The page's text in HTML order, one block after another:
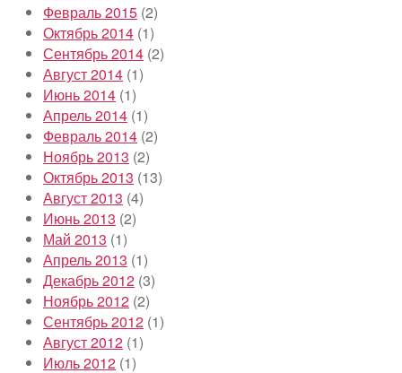
Февраль 2015 (2)
Октябрь 2014 (1)
Сентябрь 2014 (2)
Август 2014 (1)
Июнь 2014 (1)
Апрель 2014 (1)
Февраль 2014 (2)
Ноябрь 2013 (2)
Октябрь 2013 (13)
Август 2013 (4)
Июнь 2013 (2)
Май 2013 (1)
Апрель 2013 (1)
Декабрь 2012 (3)
Ноябрь 2012 (2)
Сентябрь 2012 (1)
Август 2012 (1)
Июль 2012 (1)